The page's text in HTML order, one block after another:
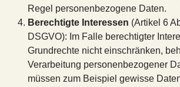
Regel personenbezogene Daten.
Berechtigte Interessen (Artikel 6
DSGVO): Im Falle berechtigter
Grundrechte nicht einschränken,
Verarbeitung personenbezogener
müssen zum Beispiel gewisse